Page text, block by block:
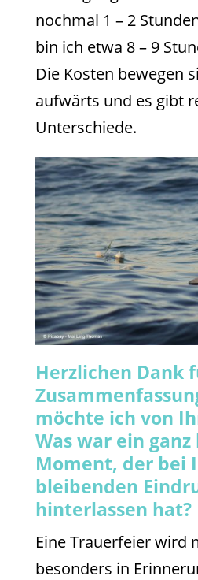
nochmal 1 – 2
bin ich etwa 8 – 9
Die Kosten bewegen
aufwärts und es gibt
Unterschiede.
Herzlichen Dank
möchte ich von
Was war ein
Moment, der bei
bleibenden
hinterlassen hat?
Eine Trauerfeier wird
besonders in